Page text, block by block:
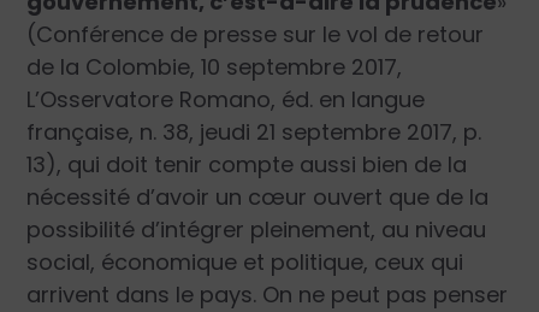
(Conférence de presse sur le vol de retour
de la Colombie, 10 septembre 2017,
L’Osservatore Romano, éd. en langue
française, n. 38, jeudi 21 septembre 2017, p.
13), qui doit tenir compte aussi bien de la
nécessité d’avoir un cœur ouvert que de la
possibilité d’intégrer pleinement, au niveau
social, économique et politique, ceux qui
arrivent dans le pays. On ne peut pas penser